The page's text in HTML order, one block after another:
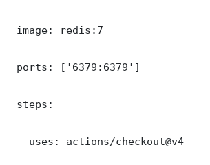
image: redis:7
ports: ['6379:6379']
steps:
- uses: actions/checkout@v4